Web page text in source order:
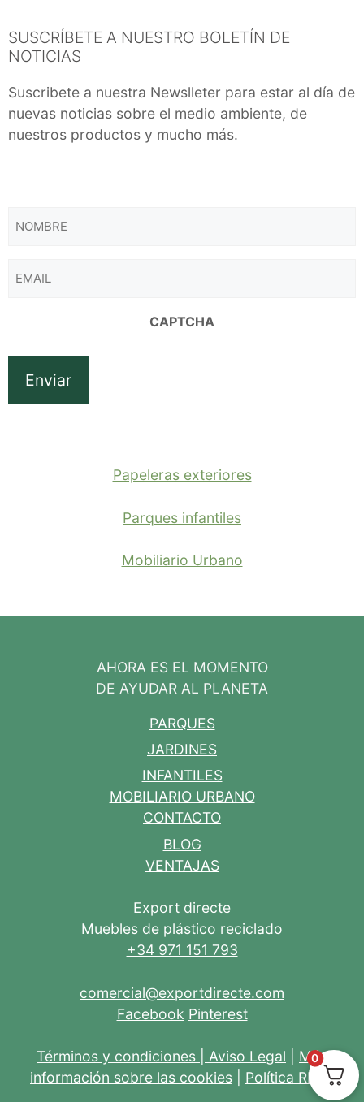
SUSCRÍBETE A NUESTRO BOLETÍN DE
NOTICIAS
Suscribete a nuestra Newslleter para estar al día de
nuevas noticias sobre el medio ambiente, de
nuestros productos y mucho más.
CAPTCHA
Papeleras exteriores
Parques infantiles
Mobiliario Urbano
AHORA ES EL MOMENTO
DE AYUDAR AL PLANETA
PARQUES
JARDINES
INFANTILES
MOBILIARIO URBANO
CONTACTO
BLOG
VENTAJAS
Export directe
Muebles de plástico reciclado
+34 971 151 793
comercial@exportdirecte.com
Facebook Pinterest
Términos y condiciones Aviso Legal
Más
información sobre las cookies
Política RRSS
0